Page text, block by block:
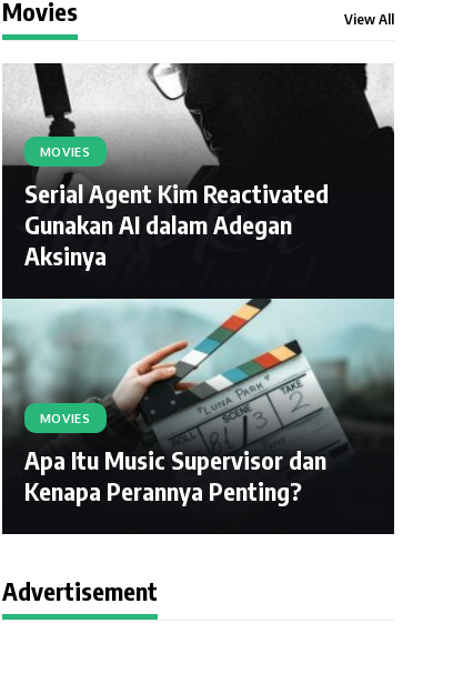
Movies View All
MOVIES
Serial Agent Kim Reactivated
Gunakan AI dalam Adegan
Aksinya
MOVIES
Apa Itu Music Supervisor dan
Kenapa Perannya Penting?
Advertisement